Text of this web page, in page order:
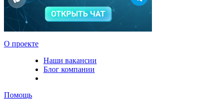
О проекте
Наши вакансии
Блог компании
Помощь